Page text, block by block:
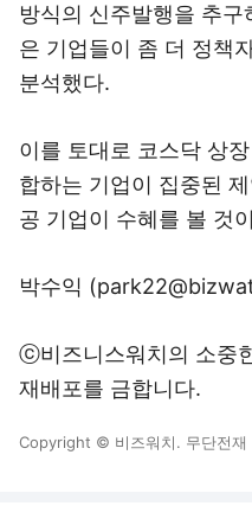
방식의 신주발행을 추
은 기업들이 좀 더 정책
분석했다.
이를 토대로 코스닥 상
합하는 기업이 집중된
공 기업이 수혜를 볼 것
박수익
ⓒ비즈니스워치의 소중
재배포를 금합니다.
Copyright © 비즈워치. 무단전재